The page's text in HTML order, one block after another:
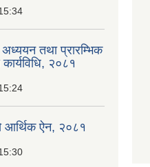
अध्ययन तथा प्रारम्भिक
कार्यविधि, २०८१
आर्थिक ऐन, २०८१